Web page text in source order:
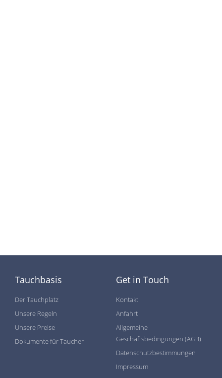
Tauchbasis
Der Tauchplatz
Unsere Regeln
Unsere Preise
Dokumente für Taucher
Get in Touch
Kontakt
Anfahrt
Allgemeine
Geschäftsbedingungen (AGB)
Datenschutzbestimmungen
Impressum